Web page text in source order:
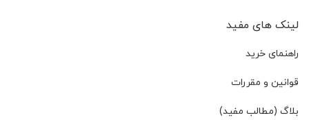
لینک های مفید
راهنمای خرید
قوانین و مقررات
بلاگ (مطالب مفید)